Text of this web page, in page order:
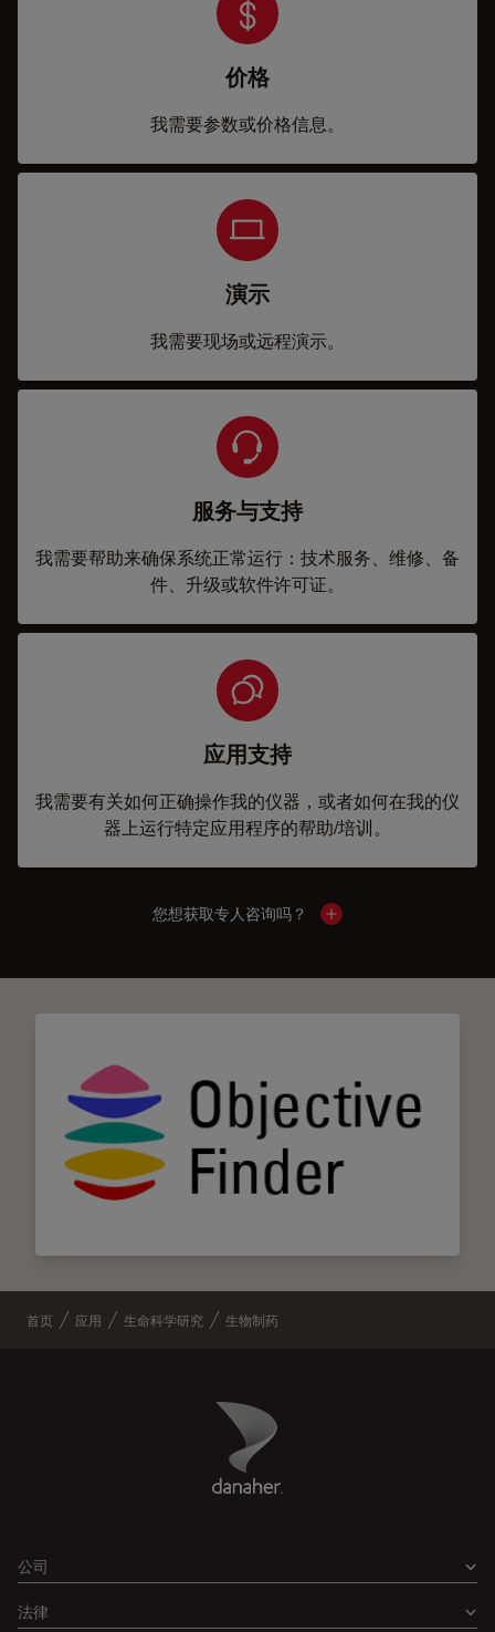
价格
我需要参数或价格信息。
演示
我需要现场或远程演示。
服务与支持
我需要帮助来确保系统正常运行：技术服务、维修、备
件、升级或软件许可证。
应用支持
我需要有关如何正确操作我的仪器，或者如何在我的仪
器上运行特定应用程序的帮助/培训。
您想获取专人咨询吗？ Show local contacts
首页 应用 生命科学研究 生物制药
Danaher Logo
公司
法律